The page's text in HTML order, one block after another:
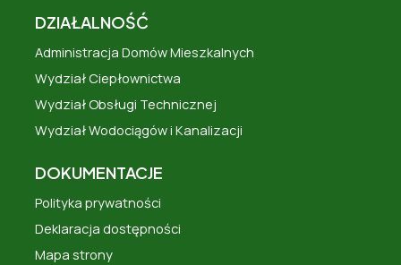
DZIAŁALNOŚĆ
Administracja Domów Mieszkalnych
Wydział Ciepłownictwa
Wydział Obsługi Technicznej
Wydział Wodociągów i Kanalizacji
DOKUMENTACJE
Polityka prywatności
Deklaracja dostępności
Mapa strony